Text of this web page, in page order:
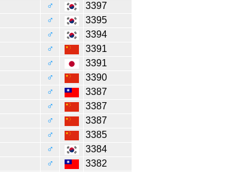
♂
3397
♂
3395
♂
3394
♂
3391
♂
3391
♂
3390
♂
3387
♂
3387
♂
3387
♂
3385
♂
3384
♂
3382